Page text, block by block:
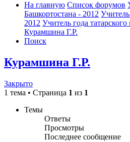
На главную Список форумов
Башкортостана - 2012
2012 Учитель года
Курамшина Г.Р.
Поиск
Курамшина Г.Р.
Закрыто
1 тема • Страница 1 из 1
Темы
Ответы
Просмотры
Последнее сообщение